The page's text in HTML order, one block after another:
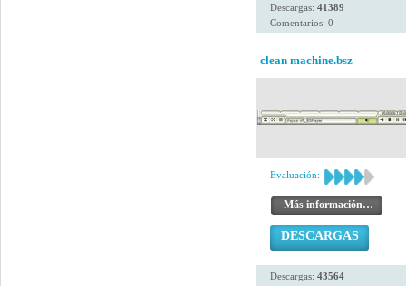
Descargas: 41389
Comentarios: 0
clean machine.bsz
Evaluación:
Más información…
DESCARGAS
Descargas: 43564